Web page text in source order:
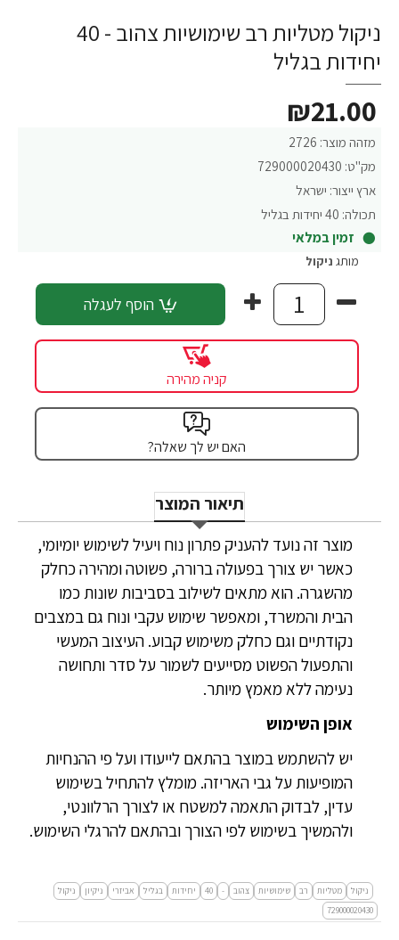
ניקול מטליות רב שימושיות צהוב - 40
יחידות בגליל
מזהה מוצר: 2726
מק"ט: 729000020430
ארץ ייצור: ישראל
תכולה: 40 יחידות בגליל
זמין במלאי
₪21.00
מותג ניקול
הוסף לעגלה
קניה מהירה
האם יש לך שאלה?
תיאור המוצר
מוצר זה נועד להעניק פתרון נוח ויעיל לשימוש יומיומי,
כאשר יש צורך בפעולה ברורה, פשוטה ומהירה כחלק
מהשגרה. הוא מתאים לשילוב בסביבות שונות כמו
הבית והמשרד, ומאפשר שימוש עקבי ונוח גם במצבים
נקודתיים וגם כחלק משימוש קבוע. העיצוב המעשי
והתפעול הפשוט מסייעים לשמור על סדר ותחושה
נעימה ללא מאמץ מיותר.
אופן השימוש
יש להשתמש במוצר בהתאם לייעודו ועל פי ההנחיות
המופיעות על גבי האריזה. מומלץ להתחיל בשימוש
עדין, לבדוק התאמה למשטח או לצורך הרלוונטי,
ולהמשיך בשימוש לפי הצורך ובהתאם להרגלי השימוש.
ניקול מטליות רב שימושיות צהוב -
40 יחידות בגליל אביזרי ניקיון
ניקול
729000020430